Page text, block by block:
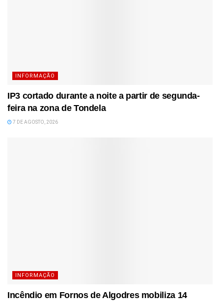
INFORMAÇÃO
IP3 cortado durante a noite a partir de segunda-
feira na zona de Tondela
7 DE AGOSTO, 2026
INFORMAÇÃO
Incêndio em Fornos de Algodres mobiliza 14